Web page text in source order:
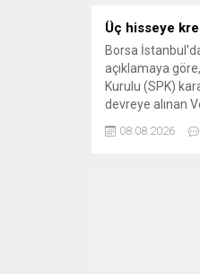
Üç hisseye
Borsa
açıklamaya
Kurulu (SPK)
devreye alınan
Tedbir Sistemi
Işıklar Enerji ve
08.08.2026